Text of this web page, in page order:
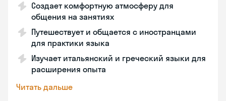
Создает комфортную атмосферу для
общения на занятиях
Путешествует и общается с иностранцами
для практики языка
Изучает итальянский и греческий языки для
расширения опыта
Читать дальше